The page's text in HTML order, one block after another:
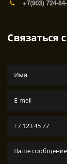
+7(903) 724-
Связаться